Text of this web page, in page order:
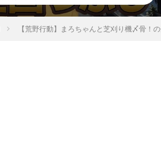
【荒野行動】まろちゃんと芝刈り機〆骨！